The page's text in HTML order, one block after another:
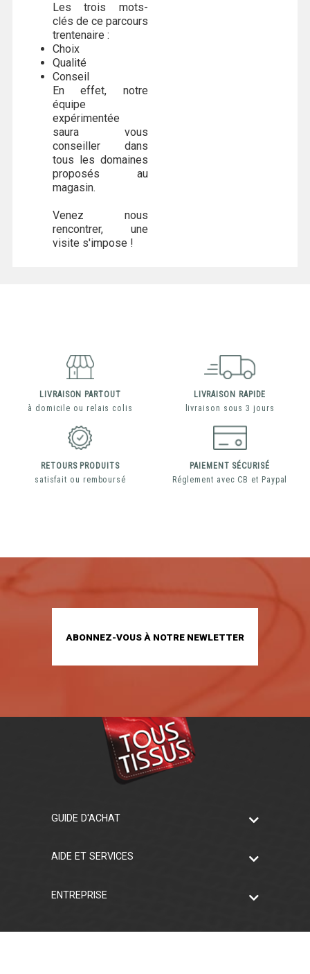
Les trois mots-
clés de ce parcours
trentenaire :
Choix
Qualité
Conseil
En effet, notre
équipe
expérimentée
saura vous
conseiller dans
tous les domaines
proposés au
magasin.
Venez nous
rencontrer, une
visite s'impose !
LIVRAISON PARTOUT
à domicile ou relais colis
LIVRAISON RAPIDE
livraison sous 3 jours
RETOURS PRODUITS
satisfait ou remboursé
PAIEMENT SÉCURISÉ
Réglement avec CB et Paypal
ABONNEZ-VOUS À NOTRE NEWLETTER
GUIDE D'ACHAT
AIDE ET SERVICES
ENTREPRISE